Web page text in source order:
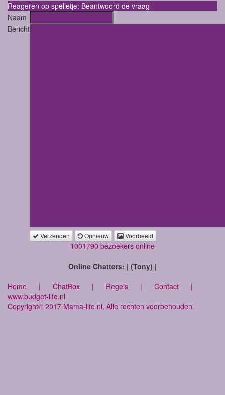
Reageren op spelletje: Beantwoord de vraag
Naam
Bericht
Verzenden Opnieuw Voorbeeld
1001790 bezoekers online
Online Chatters: | (Tony) |
Home | ChatBox | Regels | Contact |
www.budget-life.nl
Copyright© 2017 Mama-life.nl, Alle rechten voorbehouden.